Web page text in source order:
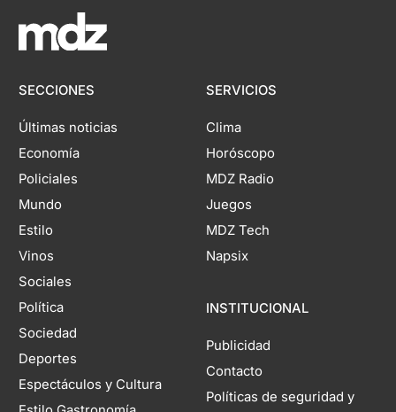
SECCIONES
Últimas noticias
Economía
Policiales
Mundo
Estilo
Vinos
Sociales
Política
Sociedad
Deportes
Espectáculos y Cultura
SERVICIOS
Clima
Horóscopo
MDZ Radio
Juegos
MDZ Tech
Napsix
INSTITUCIONAL
Publicidad
Contacto
Políticas de seguridad y